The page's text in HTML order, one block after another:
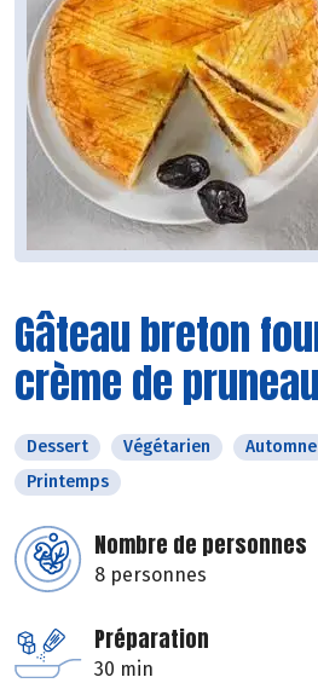
Gâteau breton
crème de
Dessert Végétarien Automne
Printemps
Nombre de personnes
8 personnes
Préparation
30 min